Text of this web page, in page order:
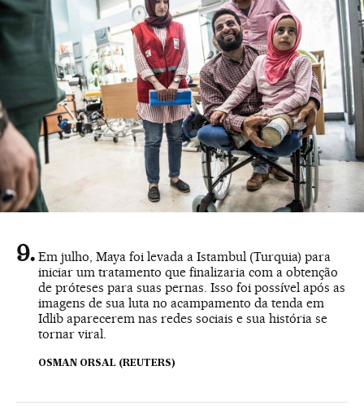
Em julho, Maya foi levada a Istambul (Turquia) para
iniciar um tratamento que finalizaria com a obtenção
de próteses para suas pernas. Isso foi possível após as
imagens de sua luta no acampamento da tenda em
Idlib aparecerem nas redes sociais e sua história se
tornar viral.
OSMAN ORSAL (REUTERS)